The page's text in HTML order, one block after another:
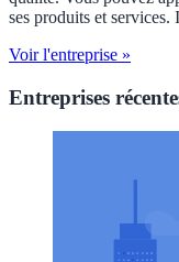
ses produits et services.
Voir l'entreprise »
Entreprises